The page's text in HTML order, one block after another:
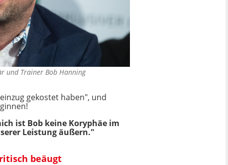
und Trainer Bob Hanning
gekostet haben", und
ist Bob keine Koryphäe im
Leistung äußern."
beäugt